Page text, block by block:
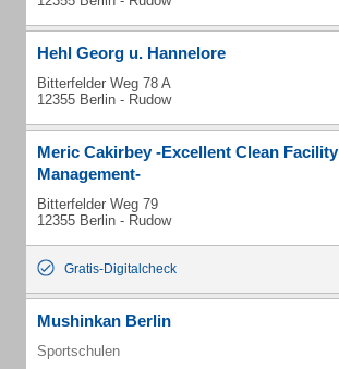
Hehl Georg u. Hannelore
Bitterfelder Weg 78 A
12355 Berlin - Rudow
Meric Cakirbey -Excellent Clean Facility
Management-
Bitterfelder Weg 79
12355 Berlin - Rudow
Gratis-Digitalcheck
Mushinkan Berlin
Sportschulen